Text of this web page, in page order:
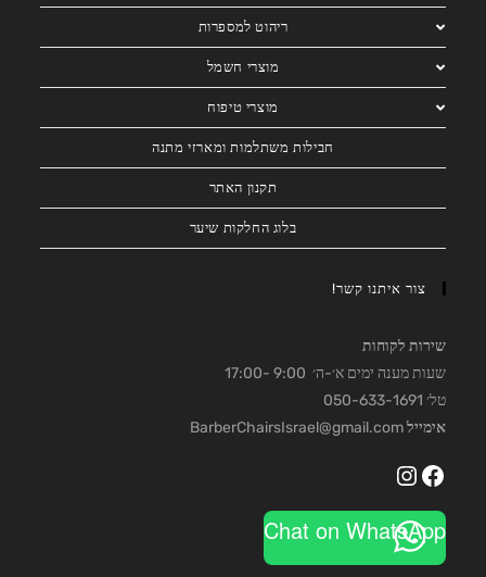
ריהוט למספרות
מוצרי חשמל
מוצרי טיפוח
חבילות משתלמות ומארזי מתנה
תקנון האתר
בלוג החלקות שיער
צור איתנו קשר!
שירות לקוחות
שעות מענה ימים א׳-ה׳ 9:00 -17:00
טל׳ 050-633-1691
אימיילBarberChairsIsrael@gmail.com
Facebook
Instagram
Chat on WhatsApp